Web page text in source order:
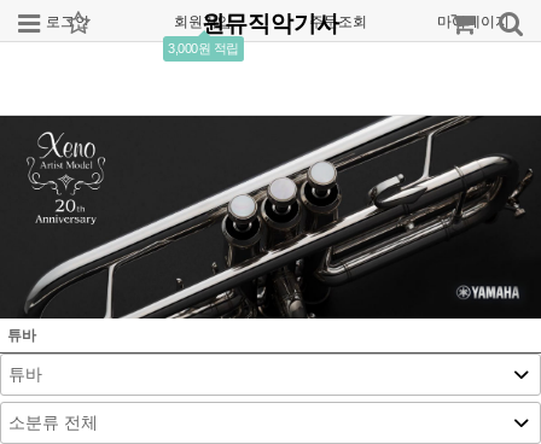
로그인 회원가입
3,000원 적립
주문조회 마이페이지
원뮤직악기사
튜바